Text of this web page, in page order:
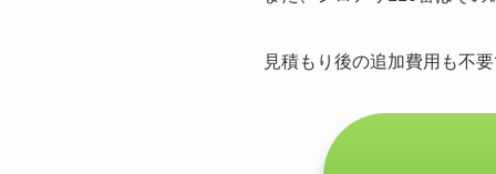
見積もり後の追加費用も不